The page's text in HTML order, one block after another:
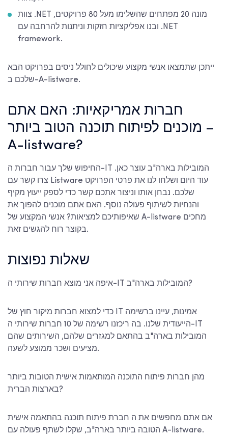
צוות .NET מונה 20 מפתחים שהשלימו מעל 80 פרויקטים,
ובנו אפליקציות חזקות וניתנות להרחבה עם .NET
framework.
ייתכן שתמצאו אנשי מקצוע שיכולים לחולל ניסים בפרויקט הבא
שלכם ב-A-listware.
חברות אמריקאיות: האם אתם
מוכנים לפיתוח תוכנה הטוב ביותר –
A-listware?
החיפוש שלך עבור חברות ה-IT המובילות בארה"ב עוצר כאן.
צרו קשר עם Listware עוד היום ושלחו לנו את פרטי הפרויקט
שלכם. נבחן אותו וניצור אתכם קשר כדי לספק ייעוץ מקיף
והנחיות לשיתוף פעולה נוסף. האם אתם מוכנים להפוך את
שאיפותיכם למציאות? אנשי המקצוע של A-listware מחכים
בקוצר רוח להגשים זאת.
איפה אני מוצא חברות שירותי ה-IT המובילות בארה"ב?
כדי למצוא חברות מיקור חוץ של IT אמינות, עיינו ברשימה
הייעודית שלנו. בה ריכזנו רשימה של
10 חברות שירותי ה-IT
המובילות בארה"ב בהתאם למגזרים שלהם, השירותים שהם
מציעים ושכר ממוצע לשעה.
מהן חברות פיתוח התוכנה המותאמות אישית הטובות ביותר
בארצות הברית?
אם אתם מחפשים את ה חברת פיתוח תוכנה בהתאמה אישית
הטובה ביותר בארה"ב, שקלו לשתף פעולה עם A-listware.